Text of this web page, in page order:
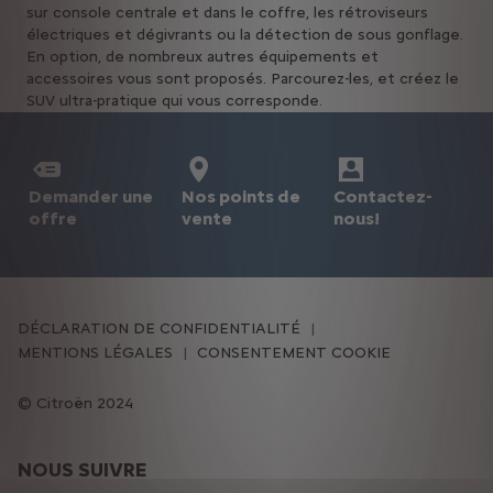
sur console centrale et dans le coffre, les rétroviseurs
électriques et dégivrants ou la détection de sous gonflage.
En option, de nombreux autres équipements et
accessoires vous sont proposés. Parcourez-les, et créez le
SUV ultra-pratique qui vous corresponde.
Demander une
offre
Nos points de
vente
Contactez-
nous!
NOUS SUIVRE
Citroën 2024
DÉCLARATION DE CONFIDENTIALITÉ
MENTIONS LÉGALES
CONSENTEMENT COOKIE